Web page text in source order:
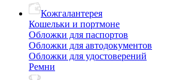
Кожгалантерея
Кошельки и портмоне
Обложки для паспортов
Обложки для автодокументов
Обложки для удостоверений
Ремни